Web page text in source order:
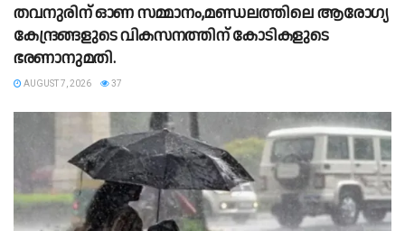
തവനുരിന് ഓണ സമ്മാനം,മണ്ഡലത്തിലെ ആരോഗ്യ
കേന്ദ്രങ്ങളുടെ വികസനത്തിന് കോടികളുടെ
ഭരണാനുമതി.
AUGUST 7, 2026 37